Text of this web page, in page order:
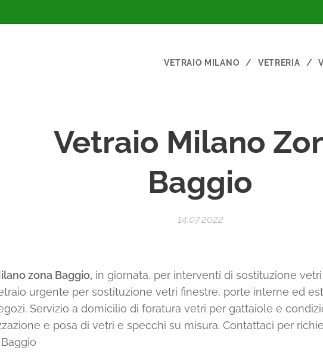
VETRAIO MILANO VETRERIA
Vetraio Milano
Baggio
14.07.2022
zona Baggio, in giornata, per interventi di sostituzione
urgente per sostituzione vetri finestre, porte interne ed
Servizio a domicilio di foratura vetri per gattaiole e
e posa di vetri e specchi su misura. Contattaci per